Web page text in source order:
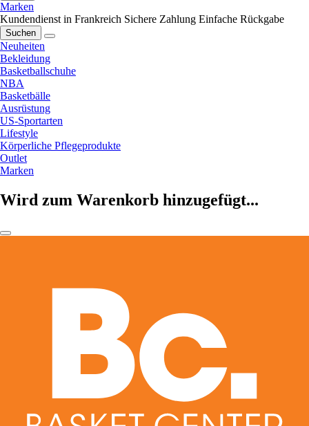
Marken
Kundendienst in Frankreich Sichere Zahlung Einfache Rückgabe
Suchen
Neuheiten
Bekleidung
Basketballschuhe
NBA
Basketbälle
Ausrüstung
US-Sportarten
Lifestyle
Körperliche Pflegeprodukte
Outlet
Marken
Wird zum Warenkorb hinzugefügt...